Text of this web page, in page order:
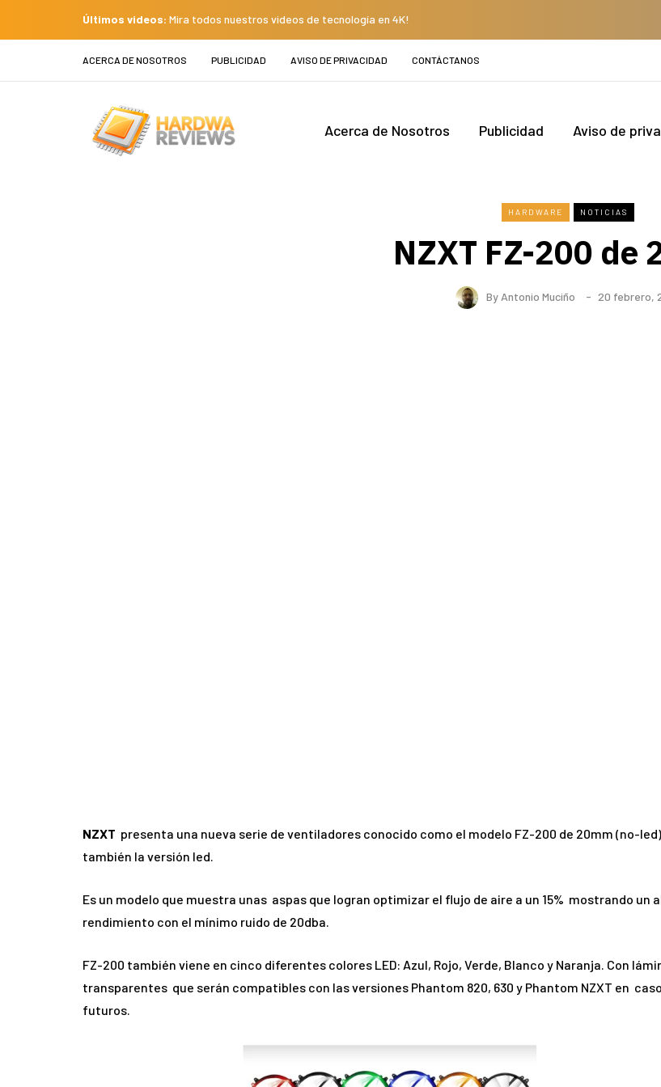
Últimos videos: Mira todos nuestros videos de tecnología en 4K!
ACERCA DE NOSOTROS PUBLICIDAD AVISO DE PRIVACIDAD CONTÁCTANOS
Acerca de Nosotros Publicidad Aviso de
HARDWARE NOTICIAS
NZXT FZ-200 de
By Antonio Muciño 20 febrero,
NZXT presenta una nueva serie de ventiladores conocido como el modelo FZ-200 de 20mm (no-
también la versión led.
Es un modelo que muestra unas aspas que logran optimizar el flujo de aire a un 15% mostrando un
rendimiento con el mínimo ruido de 20dba.
FZ-200 también viene en cinco diferentes colores LED: Azul, Rojo, Verde, Blanco y Naranja. Con
transparentes que serán compatibles con las versiones Phantom 820, 630 y Phantom NZXT en
futuros.